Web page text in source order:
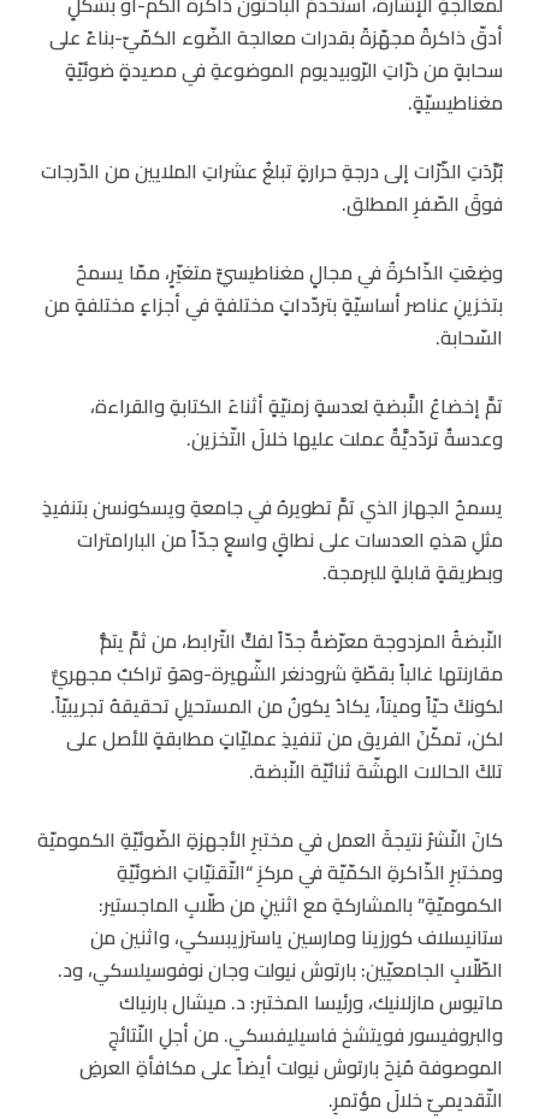
أدقّ ذاكرةً مجهّزةً بقدرات معالجة الضّوء الكمّيّ-بناءً على
سحابةٍ من ذرّاتِ الرّوبيديوم الموضوعةِ في مصيدةٍ ضوئيّةٍ
مغناطيسيّةٍ.
بُرِّدَتِ الذّرّات إلى درجةِ حرارةٍ تبلغُ عشراتِ الملايين من الدّرجات
فوقَ الصّفرِ المطلق.
وضِعَتِ الذّاكرةُ في مجالٍ مغناطيسيٍّ متغيّرٍ، ممّا يسمحُ
بتخزينِ عناصر أساسيّةٍ بتردّداتٍ مختلفةٍ في أجزاءٍ مختلفةٍ من
السّحابة.
تمَّ إخضاعُ النَّبضةِ لعدسةٍ زمنيّةٍ أثناءَ الكتابةِ والقراءة،
وعدسةٌ تردّديَّةٌ عملت عليها خلالَ التّخزين.
يسمحُ الجهاز الذي تمَّ تطويرهُ في جامعةِ ويسكونسن بتنفيذِ
مثلِ هذهِ العدسات على نطاقٍ واسعٍ جدّاً من البارامترات
وبطريقةٍ قابلةٍ للبرمجة.
النّبضةُ المزدوجة معرّضةٌ جدّاً لفكِّ التّرابط، من ثمَّ يتمُّ
مقارنتها غالباً بقطّةِ شرودنغر الشّهيرة-وهوَ تراكبٌ مجهريٌّ
لكونكَ حيّاً وميتاً، يكادُ يكونُ من المستحيلِ تحقيقهُ تجريبيّاً.
لكن، تمكّنَ الفريق من تنفيذِ عمليّاتٍ مطابقةٍ للأصل على
تلكَ الحالات الهشّة ثنائيّة النّبضة.
كانَ النّشرُ نتيجةَ العمل في مختبرِ الأجهزةِ الضّوئيّةِ الكموميّة
ومختبرِ الذّاكرةِ الكمّيّة في مركزِ “التّقنيّاتِ الضوئيّةِ
الكموميّةِ” بالمشاركةِ مع اثنينِ من طلّابِ الماجستير:
ستانيسلاف كورزينا ومارسين ياسترزيبسكي، واثنين من
الطّلّابِ الجامعيّين: بارتوش نيولت وجان نوفوسيلسكي، ود.
ماتيوس مازلانيك، ورئيسا المختبر: د. ميشال بارنياك
والبروفيسور فويتشخ فاسيليفسكي. من أجلِ النّتائجِ
الموصوفة مُنِحَ بارتوش نيولت أيضاً على مكافأةِ العرضِ
التّقديميّ خلالَ مؤتمرِ.